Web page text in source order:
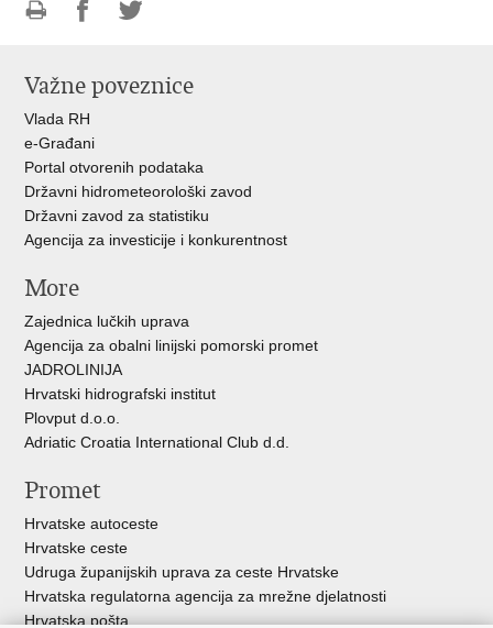
Facebooku
Twitteru
Važne poveznice
Vlada RH
e-Građani
Portal otvorenih podataka
Državni hidrometeorološki zavod
Državni zavod za statistiku
Agencija za investicije i konkurentnost
More
Zajednica lučkih uprava
Agencija za obalni linijski pomorski promet
JADROLINIJA
Hrvatski hidrografski institut
Plovput d.o.o.
Adriatic Croatia International Club d.d.
Promet
Hrvatske autoceste
Hrvatske ceste
Udruga županijskih uprava za ceste Hrvatske
Hrvatska regulatorna agencija za mrežne djelatnosti
Hrvatska pošta